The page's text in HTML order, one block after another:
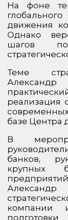
На фоне
движения
Однако
шагов
Теме
реализация
базе Центра
В
банков,
крупных
компании